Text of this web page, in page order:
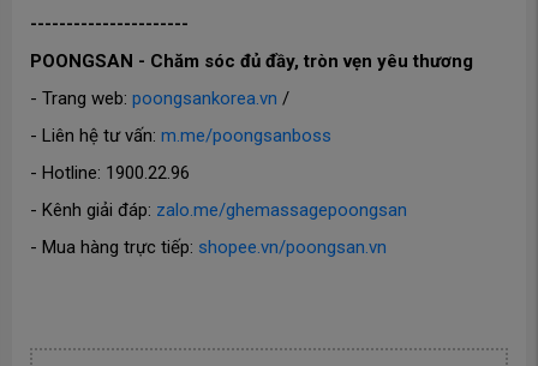
----------------------
POONGSAN - Chăm sóc đủ đầy, tròn vẹn yêu thương
- Trang web: poongsankorea.vn /
- Liên hệ tư vấn: m.me/poongsanboss
- Hotline: 1900.22.96
- Kênh giải đáp: zalo.me/ghemassagepoongsan
- Mua hàng trực tiếp: shopee.vn/poongsan.vn